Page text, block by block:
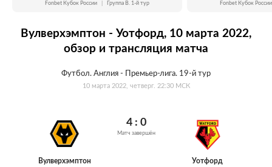
Fonbet Кубок России Группа B. 1-й тур Fonbet Кубок России
Вулверхэмптон - Уотфорд, 10 марта 2022,
обзор и трансляция матча
Футбол. Англия - Премьер-лига. 19-й тур
10 марта 2022, четверг. 22:30 МСК
Вулверхэмптон
4 : 0
Матч завершён
Уотфорд